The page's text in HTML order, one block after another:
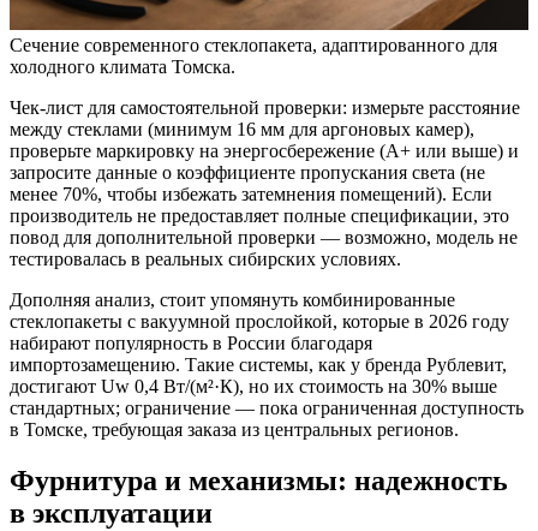
Сечение современного стеклопакета, адаптированного для
холодного климата Томска.
Чек-лист для самостоятельной проверки: измерьте расстояние
между стеклами (минимум 16 мм для аргоновых камер),
проверьте маркировку на энергосбережение (A+ или выше) и
запросите данные о коэффициенте пропускания света (не
менее 70%, чтобы избежать затемнения помещений). Если
производитель не предоставляет полные спецификации, это
повод для дополнительной проверки — возможно, модель не
тестировалась в реальных сибирских условиях.
Дополняя анализ, стоит упомянуть комбинированные
стеклопакеты с вакуумной прослойкой, которые в 2026 году
набирают популярность в России благодаря
импортозамещению. Такие системы, как у бренда Рублевит,
достигают Uw 0,4 Вт/(м²·К), но их стоимость на 30% выше
стандартных; ограничение — пока ограниченная доступность
в Томске, требующая заказа из центральных регионов.
Фурнитура и механизмы: надежность
в эксплуатации